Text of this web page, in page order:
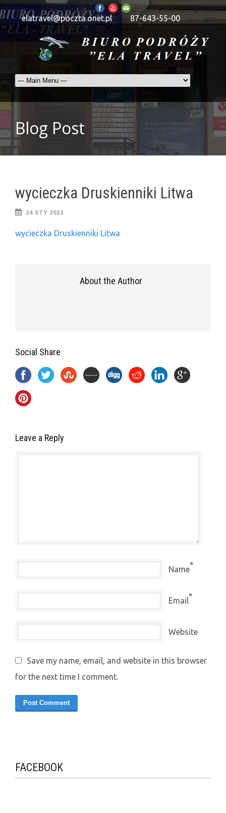
elatravel@poczta.onet.pl 87-643-55-00
Blog Post
wycieczka Druskienniki Litwa
24 STY 2022
wycieczka Druskienniki Litwa
About the Author
Social Share
Leave a Reply
Name*
Email*
Website
Save my name, email, and website in this browser
for the next time I comment.
FACEBOOK